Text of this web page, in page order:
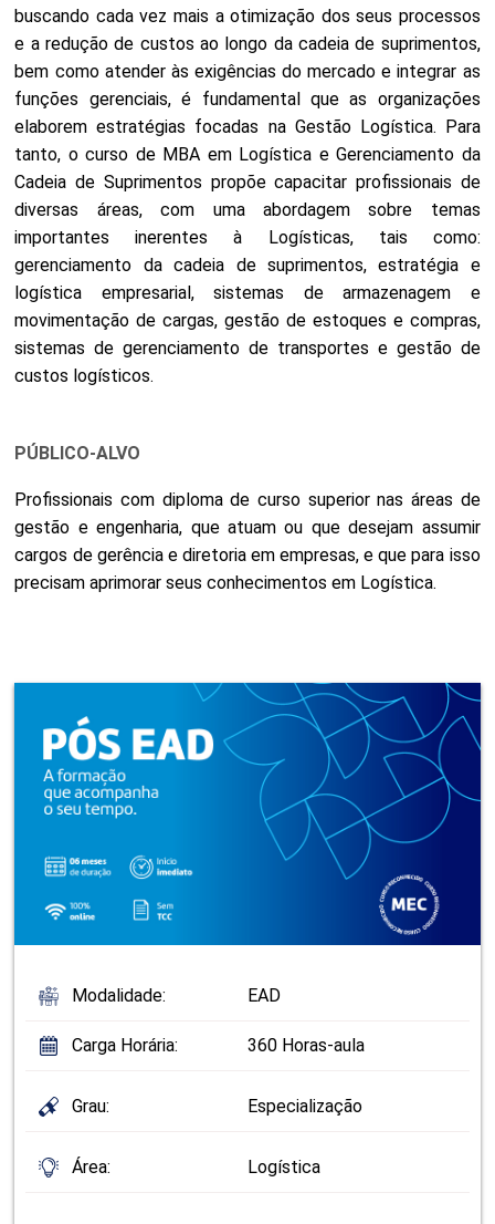
Modalidade: EAD
Carga Horária: 360 Horas-aula
Grau: Especialização
Área: Logística
buscando cada vez mais a otimização dos seus processos
e a redução de custos ao longo da cadeia de suprimentos,
bem como atender às exigências do mercado e integrar as
funções gerenciais, é fundamental que as organizações
elaborem estratégias focadas na Gestão Logística. Para
tanto, o curso de MBA em Logística e Gerenciamento da
Cadeia de Suprimentos propõe capacitar profissionais de
diversas áreas, com uma abordagem sobre temas
importantes inerentes à Logísticas, tais como:
gerenciamento da cadeia de suprimentos, estratégia e
logística empresarial, sistemas de armazenagem e
movimentação de cargas, gestão de estoques e compras,
sistemas de gerenciamento de transportes e gestão de
custos logísticos.
PÚBLICO-ALVO
Profissionais com diploma de curso superior nas áreas de
gestão e engenharia, que atuam ou que desejam assumir
cargos de gerência e diretoria em empresas, e que para isso
precisam aprimorar seus conhecimentos em Logística.